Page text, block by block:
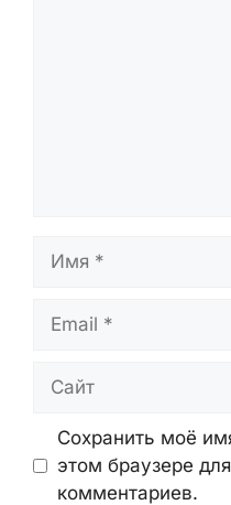
Имя
Email
Сайт
Сохранить моё
этом браузере
комментариев.